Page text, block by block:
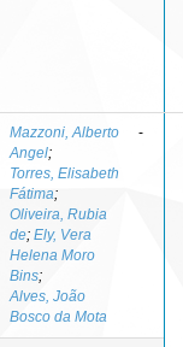
Mazzoni, Alberto
Angel;
Torres, Elisabeth
Fátima;
Oliveira, Rubia
de; Ely, Vera
Helena Moro
Bins;
Alves, João
Bosco da Mota
-